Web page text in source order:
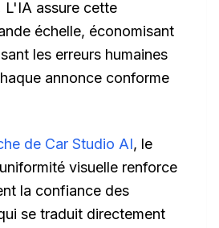
L'IA assure cette
échelle, économisant
les erreurs humaines
annonce conforme
de Car Studio AI, le
visuelle renforce
la confiance des
se traduit directement